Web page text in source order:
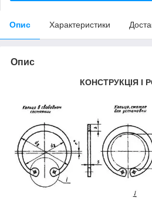
Опис Характеристики
Опис
КОНСТРУКЦІЯ І